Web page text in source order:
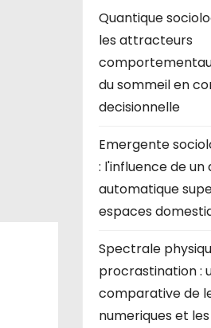
Quantique
les attracteurs
du sommeil en
decisionnelle
Emergente
: l'influence de
automatique
espaces
Spectrale
procrastination :
comparative de
numeriques et